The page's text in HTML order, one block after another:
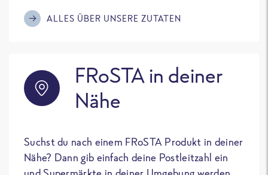
ALLES ÜBER UNSERE ZUTATEN
FRoSTA in deiner
Nähe
Suchst du nach einem FRoSTA Produkt in deiner
Nähe? Dann gib einfach deine Postleitzahl ein